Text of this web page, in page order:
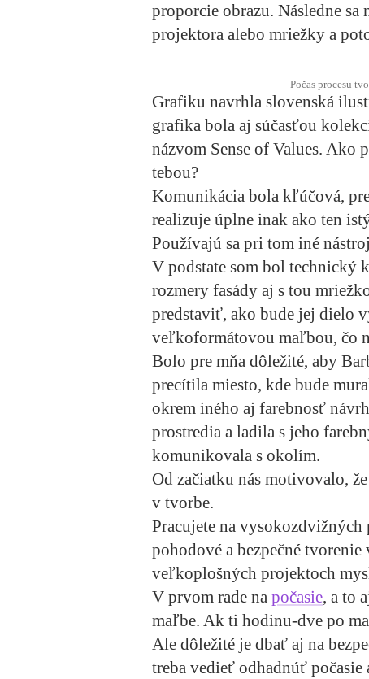
proporcie obrazu. Následne sa
projektora alebo mriežky a
Počas procesu
Grafiku navrhla slovenská
grafika bola aj súčasťou
názvom Sense of Values. Ako
tebou?
Komunikácia bola kľúčová,
realizuje úplne inak ako ten
Používajú sa pri tom iné
V podstate som bol technický
rozmery fasády aj s tou
predstaviť, ako bude jej dielo
veľkoformátovou maľbou, čo
Bolo pre mňa dôležité, aby
precítila miesto, kde bude
okrem iného aj farebnosť
prostredia a ladila s jeho
komunikovala s okolím.
Od začiatku nás motivovalo,
v tvorbe.
Pracujete na
pohodové a bezpečné
veľkoplošných projektoch
V prvom rade na počasie, a to
maľbe. Ak ti hodinu-dve po
Ale dôležité je dbať aj na
treba vedieť odhadnúť